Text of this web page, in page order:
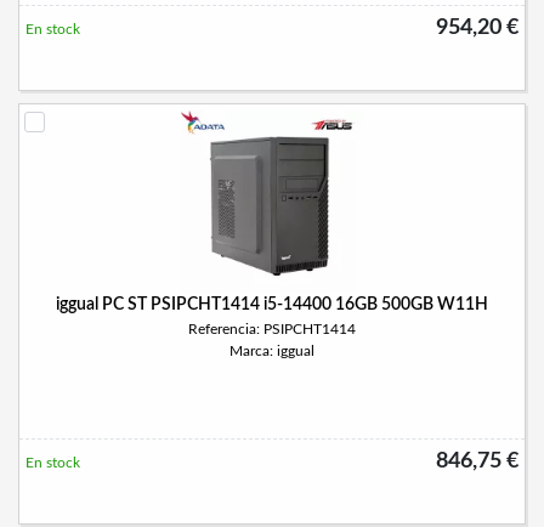
954,20 €
En stock
iggual PC ST PSIPCHT1414 i5-14400 16GB 500GB W11H
Referencia: PSIPCHT1414
Marca: iggual
846,75 €
En stock